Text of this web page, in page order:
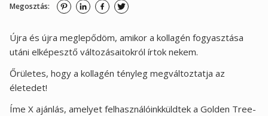
Megosztás:
Újra és újra meglepődöm, amikor a kollagén fogyasztása
utáni elképesztő változásaitokról írtok nekem.
Őrületes, hogy a kollagén tényleg megváltoztatja az
életedet!
Íme X ajánlás, amelyet felhasználóink​küldtek a Golden Tree-